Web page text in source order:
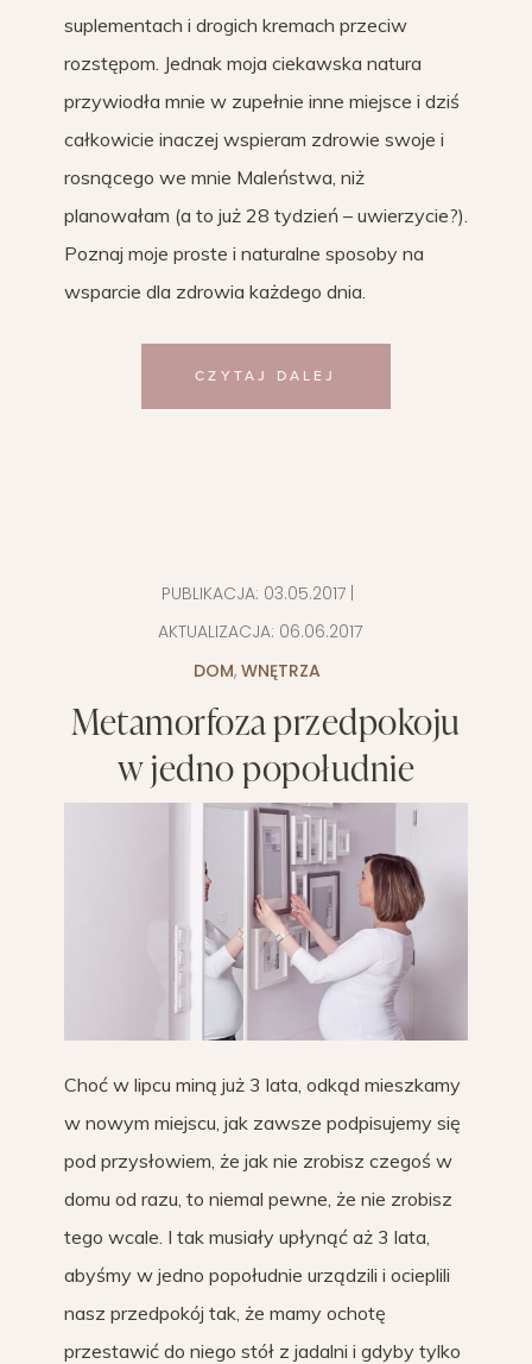
suplementach i drogich kremach przeciw
rozstępom. Jednak moja ciekawska natura
przywiodła mnie w zupełnie inne miejsce i dziś
całkowicie inaczej wspieram zdrowie swoje i
rosnącego we mnie Maleństwa, niż
planowałam (a to już 28 tydzień – uwierzycie?).
Poznaj moje proste i naturalne sposoby na
wsparcie dla zdrowia każdego dnia.
CZYTAJ DALEJ
PUBLIKACJA: 03.05.2017|
AKTUALIZACJA: 06.06.2017
DOM, WNĘTRZA
Metamorfoza przedpokoju
w jedno popołudnie
Choć w lipcu miną już 3 lata, odkąd mieszkamy
w nowym miejscu, jak zawsze podpisujemy się
pod przysłowiem, że jak nie zrobisz czegoś w
domu od razu, to niemal pewne, że nie zrobisz
tego wcale. I tak musiały upłynąć aż 3 lata,
abyśmy w jedno popołudnie urządzili i ocieplili
nasz przedpokój tak, że mamy ochotę
przestawić do niego stół z jadalni i gdyby tylko